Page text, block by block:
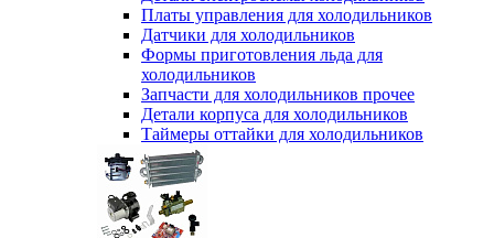
Платы управления для холодильников
Датчики для холодильников
Формы приготовления льда для
холодильников
Запчасти для холодильников прочее
Детали корпуса для холодильников
Таймеры оттайки для холодильников